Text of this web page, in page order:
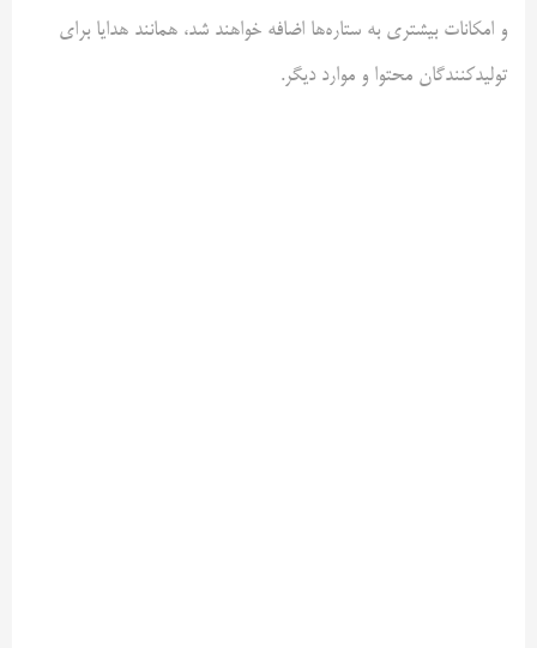
و امکانات بیشتری به ستاره‌ها اضافه خواهند شد، همانند هدایا برای
تولیدکنندگان محتوا و موارد دیگر.